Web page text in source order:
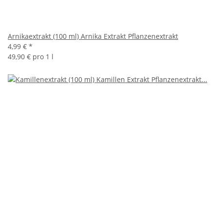
Arnikaextrakt (100 ml) Arnika Extrakt Pflanzenextrakt
4,99 € *
49,90 € pro 1 l